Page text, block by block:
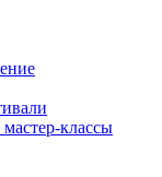
классы